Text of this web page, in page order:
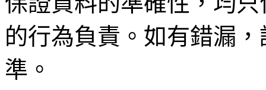
的行為負責。如有錯漏
準。